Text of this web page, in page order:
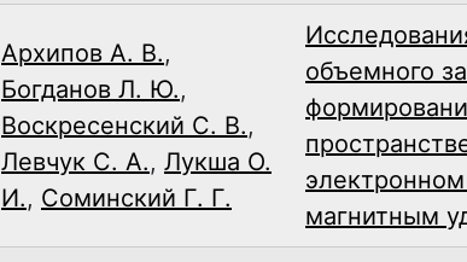
Архипов А. В.,
Богданов Л. Ю.,
Воскресенский С. В.,
Левчук С. А., Лукша О.
И., Соминский Г. Г.
объемного
магнитным